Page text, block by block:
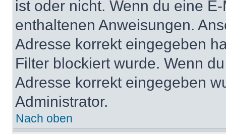
ist oder nicht. Wenn du eine
enthaltenen Anweisungen.
Adresse korrekt eingegeben
Filter blockiert wurde. Wenn
Adresse korrekt eingegeben
Administrator.
Nach oben